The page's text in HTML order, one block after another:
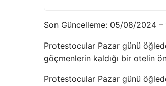
Son Güncelleme: 05/08/2024 –
Protestocular Pazar günü
göçmenlerin kaldığı bir otelin
Protestocular Pazar günü